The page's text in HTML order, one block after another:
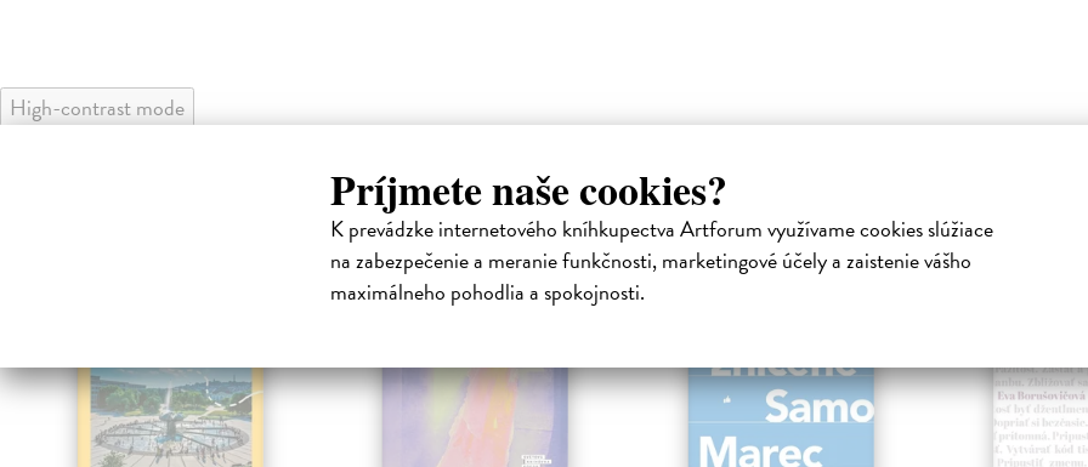
Príjmete naše cookies?
K prevádzke internetového kníhkupectva Artforum využívame cookies slúžiace
na zabezpečenie a meranie funkčnosti, marketingové účely a zaistenie vášho
maximálneho pohodlia a spokojnosti.
High-contrast mode
na sklade
novinka